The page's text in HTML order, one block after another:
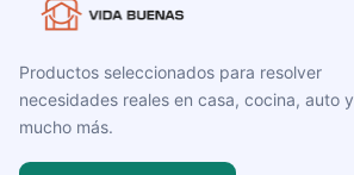
Productos seleccionados para resolver
necesidades reales en casa, cocina, auto y
mucho más.